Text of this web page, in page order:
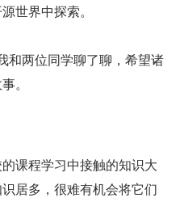
世界中探索。
和两位同学聊了聊，希望诸
。
课程学习中接触的知识大
居多，很难有机会将它们